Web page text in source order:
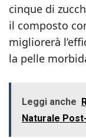
cinque di
il composto
migliorerà
la pelle
Leggi anche
Naturale